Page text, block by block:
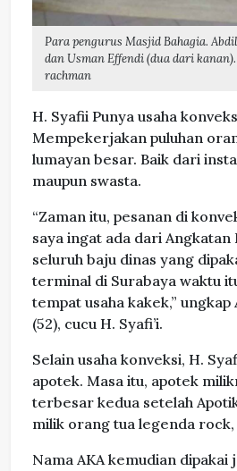
Para pengurus Masjid Bahagia.
dan Usman Effendi (dua dari
rachman
H. Syafii Punya usaha
Mempekerjakan puluhan
lumayan besar. Baik dari
maupun swasta.
“Zaman itu, pesanan di
saya ingat ada dari Angkatan
seluruh baju dinas yang
terminal di Surabaya waktu
tempat usaha kakek,” ungkap
(52), cucu H. Syafi’i.
Selain usaha konveksi, H.
apotek. Masa itu, apotek
terbesar kedua setelah
milik orang tua legenda
Nama AKA kemudian dipakai